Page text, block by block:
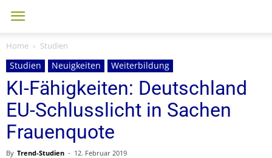
Home Studien
Studien Neuigkeiten Weiterbildung
KI-Fähigkeiten: Deutschland
EU-Schlusslicht in Sachen
Frauenquote
By Trend-Studien - 12. Februar 2019